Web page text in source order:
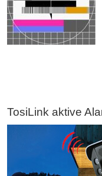
TosiLink aktive